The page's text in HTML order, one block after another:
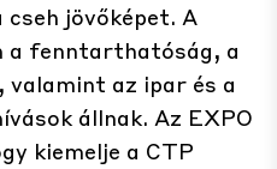
jövőképet. A
a fenntarthatóság, a
valamint az ipar és a
állnak. Az EXPO
kiemelje a CTP